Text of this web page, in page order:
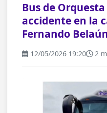
Bus de
accidente en la
Fernando
12/05/2026 19:20 2